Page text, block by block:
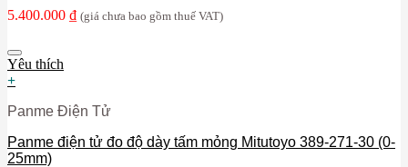
5.400.000 ₫ (giá chưa bao gồm thuế VAT)
Yêu thích
+
Panme Điện Tử
Panme điện tử đo độ dày tấm mỏng Mitutoyo 389-271-30 (0-
25mm)